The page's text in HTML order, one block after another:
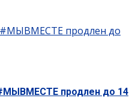
продлен до
продлен до 14